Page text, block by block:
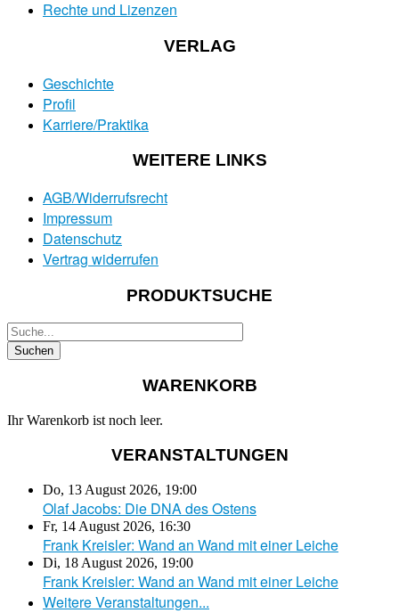
Rechte und Lizenzen
VERLAG
Geschichte
Profil
Karriere/Praktika
WEITERE LINKS
AGB/Widerrufsrecht
Impressum
Datenschutz
Vertrag widerrufen
PRODUKTSUCHE
WARENKORB
Ihr Warenkorb ist noch leer.
VERANSTALTUNGEN
Do, 13 August 2026, 19:00
Olaf Jacobs: Die DNA des Ostens
Fr, 14 August 2026, 16:30
Frank Kreisler: Wand an Wand mit einer Leiche
Di, 18 August 2026, 19:00
Frank Kreisler: Wand an Wand mit einer Leiche
Weitere Veranstaltungen...